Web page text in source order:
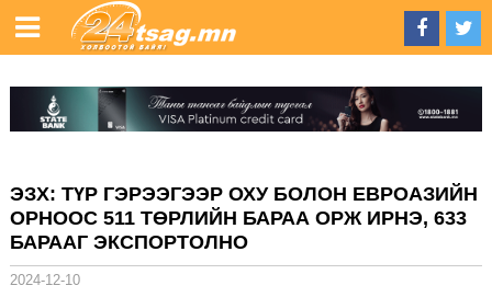
ЭЗХ: ТҮР ГЭРЭЭГЭЭР ОХУ БОЛОН ЕВРОАЗИЙН
ОРНООС 511 ТӨРЛИЙН БАРАА ОРЖ ИРНЭ, 633
БАРААГ ЭКСПОРТОЛНО
2024-12-10